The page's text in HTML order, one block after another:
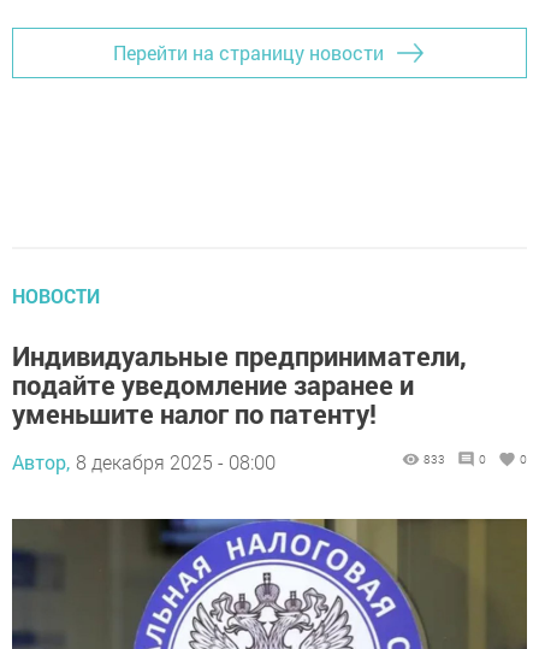
Перейти на страницу новости
НОВОСТИ
Индивидуальные предприниматели,
подайте уведомление заранее и
уменьшите налог по патенту!
Автор, 8 декабря 2025 - 08:00 833 0 0